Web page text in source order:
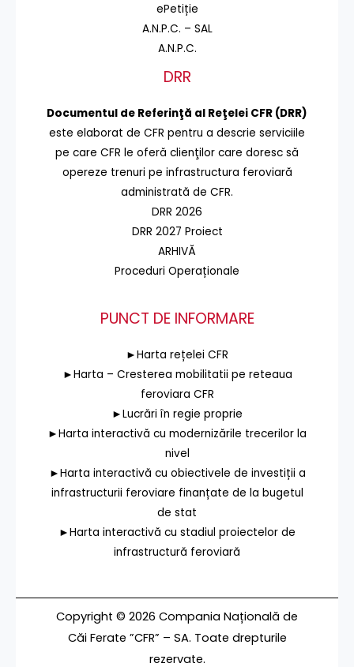
ePetiție
A.N.P.C. – SAL
A.N.P.C.
DRR
Documentul de Referinţă al Reţelei CFR (DRR)
este elaborat de CFR pentru a descrie serviciile
pe care CFR le oferă clienţilor care doresc să
opereze trenuri pe infrastructura feroviară
administrată de CFR.
DRR 2026
DRR 2027 Proiect
ARHIVĂ
Proceduri Operaționale
PUNCT DE INFORMARE
►Harta rețelei CFR
►Harta – Cresterea mobilitatii pe reteaua
feroviara CFR
►Lucrări în regie proprie
►Harta interactivă cu modernizările trecerilor la
nivel
►Harta interactivă cu obiectivele de investiții a
infrastructurii feroviare finanțate de la bugetul
de stat
►Harta interactivă cu stadiul proiectelor de
infrastructură feroviară
Copyright © 2026 Compania Națională de
Căi Ferate ”CFR” – SA. Toate drepturile
rezervate.